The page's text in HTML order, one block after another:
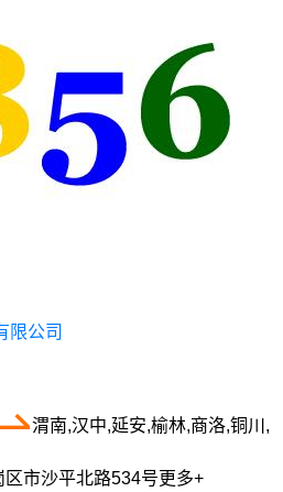
限公司
渭南,汉中,延安,榆林,商洛,铜川,
区市沙平北路534号更多+